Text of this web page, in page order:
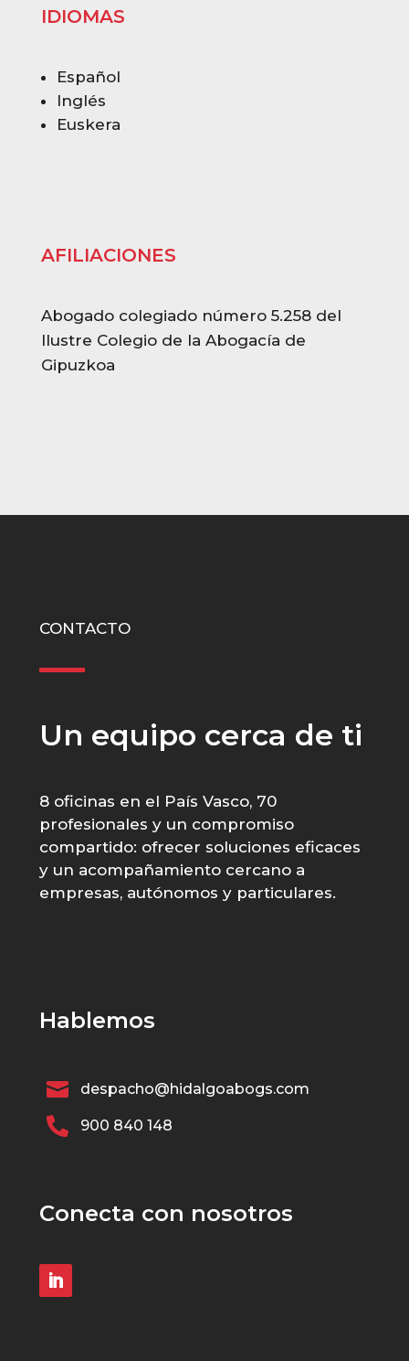
IDIOMAS
Español
Inglés
Euskera
AFILIACIONES
Abogado colegiado número 5.258 del
Ilustre Colegio de la Abogacía de
Gipuzkoa
CONTACTO
Un equipo cerca de ti
8 oficinas en el País Vasco, 70
profesionales y un compromiso
compartido: ofrecer soluciones eficaces
y un acompañamiento cercano a
empresas, autónomos y particulares.
Hablemos
 despacho@hidalgoabogs.com
 900 840 148
Conecta con nosotros